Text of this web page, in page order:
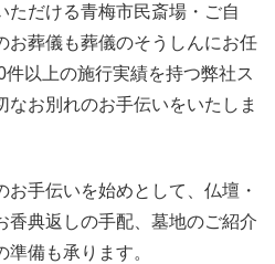
ただける青梅市民斎場・ご自
お葬儀も葬儀のそうしんにお任
以上の施行実績を持つ弊社ス
なお別れのお手伝いをいたしま
手伝いを始めとして、仏壇・
香典返しの手配、墓地のご紹介
備も承ります。